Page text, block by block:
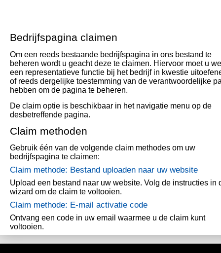
Bedrijfspagina claimen
Om een reeds bestaande bedrijfspagina in ons bestand te
beheren wordt u geacht deze te claimen. Hiervoor moet u
een representatieve functie bij het bedrijf in kwestie
of reeds dergelijke toestemming van de verantwoordelijke
hebben om de pagina te beheren.
De claim optie is beschikbaar in het navigatie menu op de
desbetreffende pagina.
Claim methoden
Gebruik één van de volgende claim methodes om uw
bedrijfspagina te claimen:
Claim methode: Bestand uploaden naar uw website
Upload een bestand naar uw website. Volg de instructies in
wizard om de claim te voltooien.
Claim methode: E-mail activatie code
Ontvang een code in uw email waarmee u de claim kunt
voltooien.